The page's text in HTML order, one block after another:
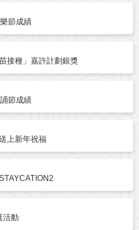
節成績
接種」嘉許計劃銀獎
節成績
上新年祝福
活動